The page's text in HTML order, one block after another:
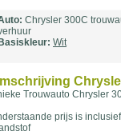
Chrysler 300C
Basiskleur: Wit
Trouwauto Chrysler
prijs is